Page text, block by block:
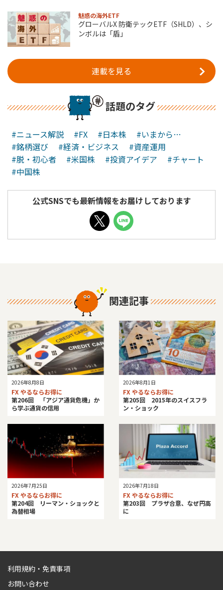
魅惑の海外ETF
グローバルX 防衛テックETF（SHLD）、シ
ンボルは「盾」
連載を見る
話題のタグ
#ニュース解説 #FX #日本株
#いまから…
#銘柄選び
#経済・ビジネス
#資産運用
#脱・初心者
#米国株 #投資アイデア
#チャート
#中国株
公式SNSでも最新情報をお届けしております
関連記事
2026年8月8日
FX やるならお得に
第206回 「アジア通貨危機」か
ら学ぶ通貨の信用
2026年8月1日
FX やるならお得に
第205回 2015年のスイスフラ
ン・ショック
2026年7月25日
FX やるならお得に
第204回 リーマン・ショックと
為替相場
2026年7月18日
FX やるならお得に
第203回 プラザ合意、なぜ円高
に
利用規約・免責事項
お問い合わせ